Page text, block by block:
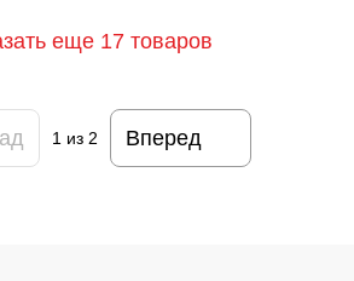
еще 17 товаров
1 из 2 Вперед